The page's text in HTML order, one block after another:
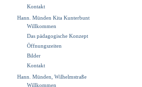
Kontakt
Hann. Münden Kita Kunterbunt
Willkommen
Das pädagogische Konzept
Öffnungszeiten
Bilder
Kontakt
Hann. Münden, Wilhelmstraße
Willkommen